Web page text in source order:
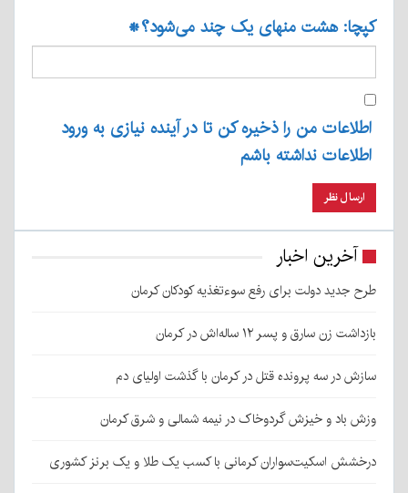
کپچا: هشت منهای یک چند می‌شود؟*
اطلاعات من را ذخیره کن تا در آینده نیازی به ورود
اطلاعات نداشته باشم
آخرین اخبار
طرح جدید دولت برای رفع سوءتغذیه کودکان کرمان
بازداشت زن سارق و پسر ۱۲ ساله‌اش در کرمان
سازش در سه پرونده قتل در کرمان با گذشت اولیای دم
وزش باد و خیزش گردوخاک در نیمه شمالی و شرق کرمان
درخشش اسکیت‌سواران کرمانی با کسب یک طلا و یک برنز کشوری